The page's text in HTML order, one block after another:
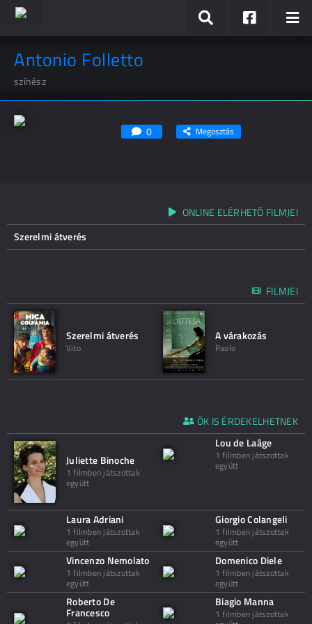
Antonio Folletto
színész
0 Megosztás
ONLINE ELÉRHETŐ FILMJEI
Szerelmi átverés
FILMJEI
Szerelmi átverés
Vito
A várakozás
Paolo
ŐK IS ÉRDEKELHETNEK
Juliette Binoche
1 filmben játszottak
együtt
Lou de Laâge
1 filmben játszottak
együtt
Laura Adriani
1 filmben játszottak
együtt
Giorgio Colangeli
1 filmben játszottak
együtt
Vincenzo Nemolato
1 filmben játszottak
együtt
Domenico Diele
1 filmben játszottak
együtt
Roberto De
Francesco
Biagio Manna
1 filmben játszottak